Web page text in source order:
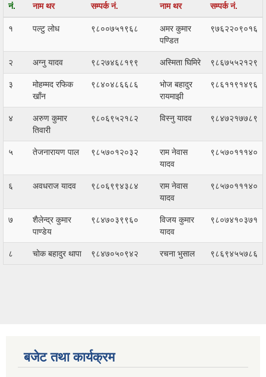
नं.
नाम थर
सम्पर्क नं.
नाम थर
सम्पर्क नं.
१ पल्टु लोध ९८००७५१९६८
अमर कुमार
पण्डित
९७६२२०९०१६
२ अग्नु यादव ९८२७४६८१९९ अस्मिता घिमिरे ९८६७५५२१२९
३
मोहम्मद रफिक
खाँन
९८४०४८६६८६
भोज बहादुर
रायमाझी
९८६११९१४९६
४
अरुण कुमार
तिवारी
९८०६९५२१८२ विस्नु यादव ९८४७२१७७८९
५ तेजनारायण पाल ९८५७०१२०३२
राम नेवास
यादव
९८५७०१११४०
६ अवधराज यादव ९८०६९९४३८४
राम नेवास
यादव
९८५७०१११४०
७
शैलेन्द्र कुमार
पाण्डेय
९८४७०३९९६०
विजय कुमार
यादव
९८०७४१०३७१
८ चोक बहादुर थापा ९८४७०५०९४२ रचना भुसाल ९८६९४५५७८६
बजेट तथा कार्यक्रम